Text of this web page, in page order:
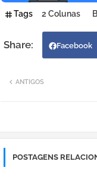
Tags 2 Colunas
Facebook
ANTIGOS
POSTAGENS